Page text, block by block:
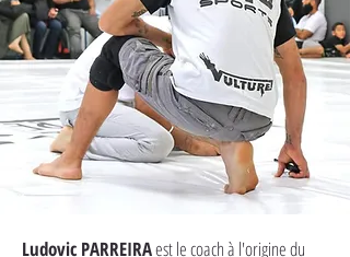
Ludovic PARREIRAest le coach à l'origine du